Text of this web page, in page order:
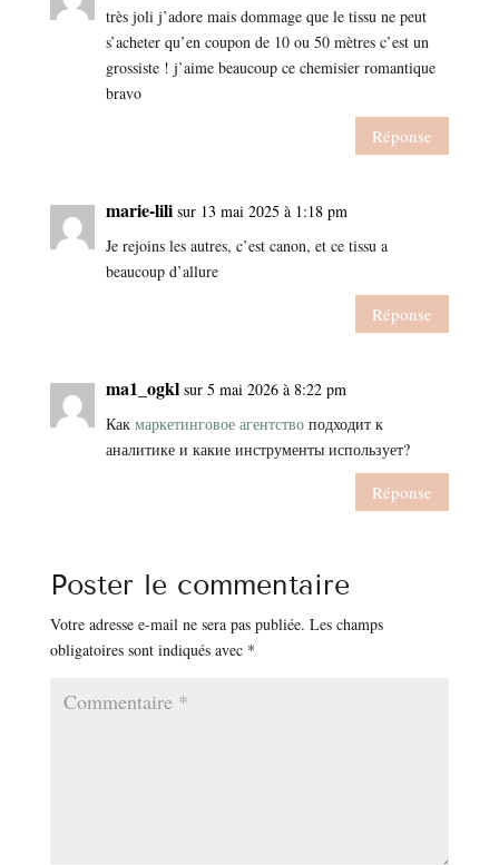
très joli j’adore mais dommage que le tissu ne peut
s’acheter qu’en coupon de 10 ou 50 mètres c’est un
grossiste ! j’aime beaucoup ce chemisier romantique
bravo
Réponse
marie-lili sur 13 mai 2025 à 1:18 pm
Je rejoins les autres, c’est canon, et ce tissu a
beaucoup d’allure
Réponse
ma1_ogkl sur 5 mai 2026 à 8:22 pm
Как маркетинговое агентствоподходит к
аналитике и какие инструменты использует?
Réponse
Poster le commentaire
Votre adresse e-mail ne sera pas publiée. Les champs
obligatoires sont indiqués avec *